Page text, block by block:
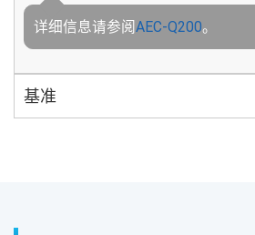
详细信息请参阅AEC-Q200。
基准